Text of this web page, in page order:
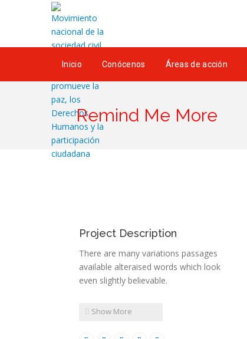
Inicio Conócenos Áreas de acción
Remind Me More
Project Description
There are many variations passages
available alteraised words which look
even slightly believable.
Show More